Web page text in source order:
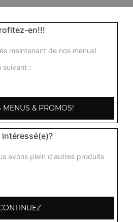
en!!!
maintenant de nos menus!
suivant :
MENUS & PROMOS!
intéressé(e)?
avons plein d'autres produits